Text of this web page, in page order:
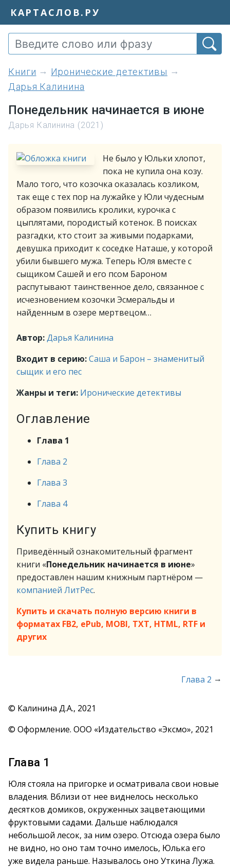
КАРТАСЛОВ.РУ
книги
Иронические детективы
Дарья Калинина
Понедельник начинается в июне
Дарья Калинина (2021)
Не было у Юльки хлопот,
пока не купила она козу.
Мало того, что козочка оказалась козликом,
так еще с тех пор на лужайке у Юли чудесным
образом появились кролики, курочка с
цыплятами, породистый котенок. В поисках
разгадки, кто стоит за живыми подарками,
девушка приходит к соседке Наташе, у которой
убили бывшего мужа. Теперь Юля вместе с
сыщиком Сашей и его псом Бароном
распутывают таинственное дело, связанное с
исчезновением козочки Эсмеральды и
найденным в озере мертвецом…
Автор:Дарья Калинина
Входит в серию:Саша и Барон – знаменитый
сыщик и его пес
Жанры и теги: Иронические детективы
Оглавление
Глава 1
Глава 2
Глава 3
Глава 4
Купить книгу
Приведённый ознакомительный фрагмент
книги «Понедельник начинается в июне»
предоставлен нашим книжным партнёром —
компанией ЛитРес.
Купить и скачать полную версию книги в
форматах FB2, ePub, MOBI, TXT, HTML, RTF и
других
Глава 2 →
© Калинина Д.А., 2021
© Оформление. ООО «Издательство «Эксмо», 2021
Глава 1
Юля стояла на пригорке и осматривала свои новые
владения. Вблизи от нее виднелось несколько
десятков домиков, окруженных зацветающими
фруктовыми садами. Дальше наблюдался
небольшой лесок, за ним озеро. Отсюда озера было
не видно, но оно там точно имелось, Юлька его
уже видела раньше. Называлось оно Уткина Лужа.